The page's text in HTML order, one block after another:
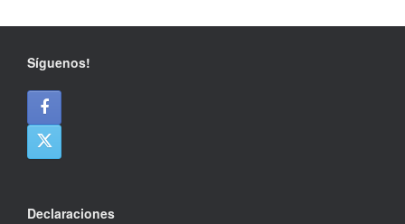
Síguenos!
Declaraciones